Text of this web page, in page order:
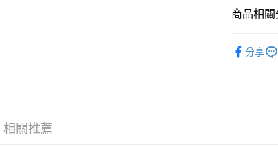
付款後全
7-11取貨
商品相關
分享
相關推薦